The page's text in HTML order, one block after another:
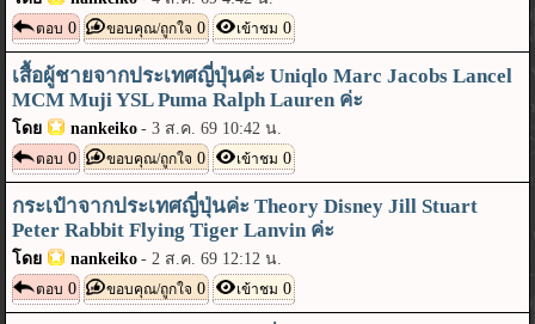
ตอบ 0 ขอบคุณ/ถูกใจ 0 เข้าชม 0
เสื้อผู้ชายจากประเทศญี่ปุ่นค่ะ Uniqlo Marc Jacobs Lancel
MCM Muji YSL Puma Ralph Lauren ค่ะ
โดย nankeiko -3 ส.ค. 69 10:42 น.
ตอบ 0 ขอบคุณ/ถูกใจ 0 เข้าชม 0
กระเป๋าจากประเทศญี่ปุ่นค่ะ Theory Disney Jill Stuart
Peter Rabbit Flying Tiger Lanvin ค่ะ
โดย nankeiko -2 ส.ค. 69 12:12 น.
ตอบ 0 ขอบคุณ/ถูกใจ 0 เข้าชม 0